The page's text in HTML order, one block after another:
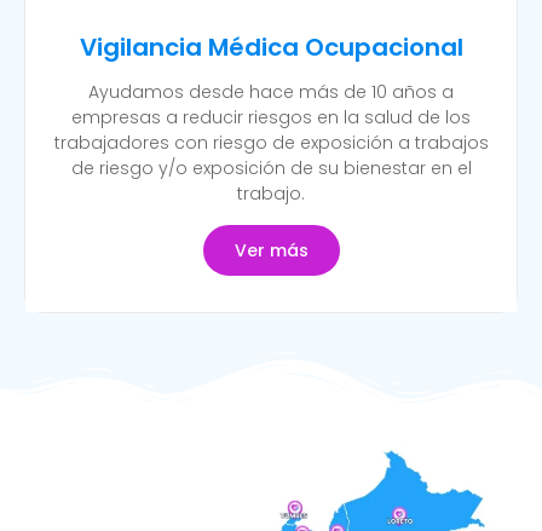
Vigilancia Médica Ocupacional
Ayudamos desde hace más de 10 años a
empresas a reducir riesgos en la salud de los
trabajadores con riesgo de exposición a trabajos
de riesgo y/o exposición de su bienestar en el
trabajo.
Ver más